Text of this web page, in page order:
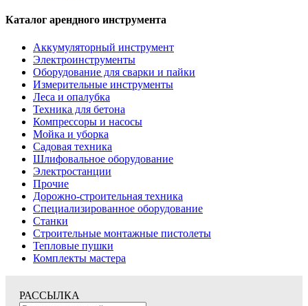
Каталог арендного инструмента
Аккумуляторный инструмент
Электроинструменты
Оборудование для сварки и пайки
Измерительные инструменты
Леса и опалубка
Техника для бетона
Компрессоры и насосы
Мойка и уборка
Садовая техника
Шлифовальное оборудование
Электростанции
Прочие
Дорожно-строительная техника
Специализированное оборудование
Станки
Строительные монтажные пистолеты
Тепловые пушки
Комплекты мастера
РАССЫЛКА